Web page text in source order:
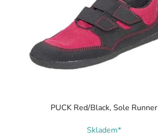
PUCK Red/Black, Sole Runner
Skladem*